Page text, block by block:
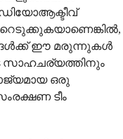
ഈ മരുന്നുകൾ
സാഹചര്യത്തിനും
ഒരു
ടീം